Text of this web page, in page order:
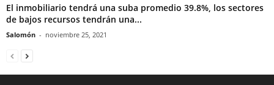
El inmobiliario tendrá una suba promedio 39.8%, los sectores
de bajos recursos tendrán una...
Salomón - noviembre 25, 2021